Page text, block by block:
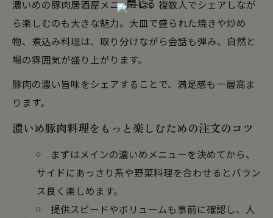
濃いめの豚肉居酒屋メニューは、複数人でシェアしなが
ら楽しむのも大きな魅力。大皿で盛られた焼きや炒め
物、煮込み料理は、取り分けながら会話も弾み、自然と
場の雰囲気が盛り上がります。
豚肉の濃い旨味をシェアすることで、満足感も一層高ま
ります。
濃いめ豚肉料理をもっと楽しむための注文のコツ
まずはメインの濃いめメニューを決めてから、
サイドにあっさり系や野菜料理を合わせるとバラン
ス良く楽しめます。
提供スピードやボリュームも事前に確認し、人